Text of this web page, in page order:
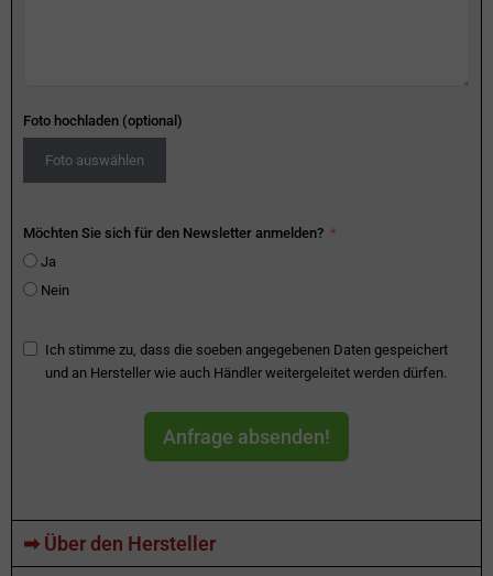
Foto hochladen (optional)
Foto auswählen
Möchten Sie sich für den Newsletter anmelden?
Ja
Nein
Ich stimme zu, dass die soeben angegebenen Daten gespeichert
und an Hersteller wie auch Händler weitergeleitet werden dürfen.
Anfrage absenden!
➡ Über den Hersteller